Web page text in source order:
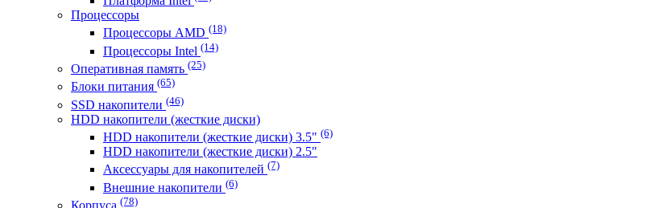
Процессоры
Процессоры AMD (18)
Процессоры Intel (14)
Оперативная память (25)
Блоки питания (65)
SSD накопители (46)
HDD накопители (жесткие диски)
HDD накопители (жесткие диски) 3.5" (6)
HDD накопители (жесткие диски) 2.5"
Аксессуары для накопителей (7)
Внешние накопители (6)
Корпуса (78)